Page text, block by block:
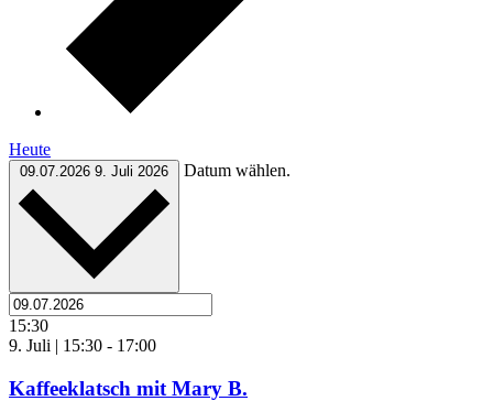
Heute
09.07.2026 9. Juli 2026 Datum wählen.
15:30
9. Juli | 15:30 - 17:00
Kaffeeklatsch mit Mary B.